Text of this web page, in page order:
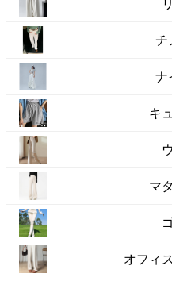
チ
ナ
キ
マ
オフィ